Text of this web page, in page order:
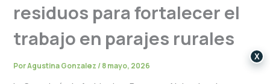
residuos para fortalecer el
trabajo en parajes rurales
PorAgustina Gonzalez/8 mayo, 2026
X